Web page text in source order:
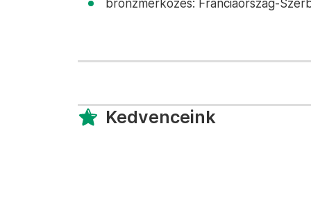
bronzmérkőzés: Franciaország-
Kedvenceink